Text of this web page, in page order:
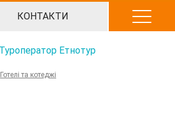
КОНТАКТИ
Готелі та котеджі